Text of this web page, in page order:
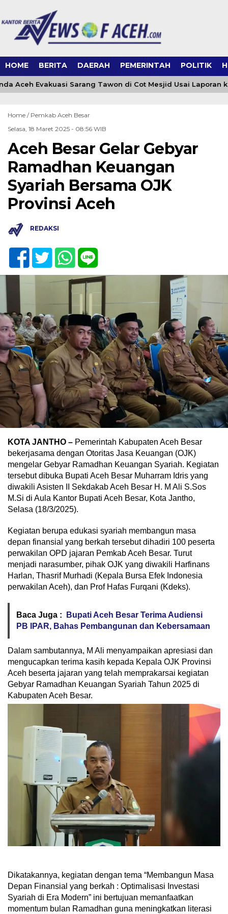
HOME BERITA DAERAH PEMERINTAH POLITIK
Aceh Evakuasi Sarang Tawon di Cot Mesjid Usai Laporan ke
Home / Pemkab Aceh Besar
Selasa, 18 Maret 2025 - 08:56 WIB
Aceh Besar Gelar Gebyar
Ramadhan Keuangan
Syariah Bersama OJK
Provinsi Aceh
REDAKSI
KOTA JANTHO – Pemerintah Kabupaten Aceh Besar
bekerjasama dengan Otoritas Jasa Keuangan (OJK)
mengelar Gebyar Ramadhan Keuangan Syariah. Kegiatan
tersebut dibuka Bupati Aceh Besar Muharram Idris yang
diwakili Asisten II Sekdakab Aceh Besar H. M Ali S.Sos
M.Si di Aula Kantor Bupati Aceh Besar, Kota Jantho,
Selasa (18/3/2025).
Kegiatan berupa edukasi syariah membangun masa
depan finansial yang berkah tersebut dihadiri 100 peserta
perwakilan OPD jajaran Pemkab Aceh Besar. Turut
menjadi narasumber, pihak OJK yang diwakili Harfinans
Harlan, Thasrif Murhadi (Kepala Bursa Efek Indonesia
perwakilan Aceh), dan Prof Hafas Furqani (Kdeks).
Baca Juga :
Bupati Aceh Besar Terima Audiensi
PB IPAR, Bahas Pembangunan dan Kebersamaan
Dalam sambutannya, M Ali menyampaikan apresiasi dan
mengucapkan terima kasih kepada Kepala OJK Provinsi
Aceh beserta jajaran yang telah memprakarsai kegiatan
Gebyar Ramadhan Keuangan Syariah Tahun 2025 di
Kabupaten Aceh Besar.
Dikatakannya, kegiatan dengan tema “Membangun Masa
Depan Finansial yang berkah : Optimalisasi Investasi
Syariah di Era Modern” ini bertujuan memanfaatkan
momentum bulan Ramadhan guna meningkatkan literasi